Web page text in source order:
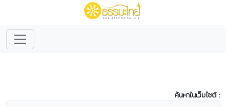
ค้นหาในเว็บไซต์ :